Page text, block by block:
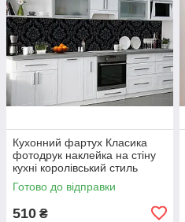
Кухонний фартух Класика
фотодрук наклейка на стіну
кухні королівський стиль
абстракція 600х2000 мм
Готово до відправки
510 ₴